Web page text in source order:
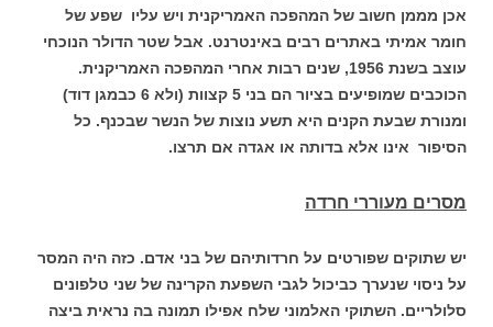
אכן מממן חשוב של המהפכה האמריקנית ויש עליו שפע של
חומר אמיתי באתרים רבים באינטרנט. אבל שטר הדולר הנוכחי
עוצב בשנת 1956, שנים רבות אחרי המהפכה האמריקנית.
הכוכבים שמופיעים בציור הם בני 5 קצוות (ולא 6 כבמגן דוד)
ומנורת שבעת הקנים היא תשע נוצות של הנשר שבכנף. כל
הסיפור אינו אלא בדותה או אגדה אם תרצו.
מסרים מעוררי חרדה
יש שתוקים שפורטים על חרדותיהם של בני אדם. כזה היה המסר
על ניסוי שנערך כביכול לגבי השפעת הקרינה של שני טלפונים
סלולריים. השתוקי האלמוני שלח אפילו תמונה בה נראית ביצה